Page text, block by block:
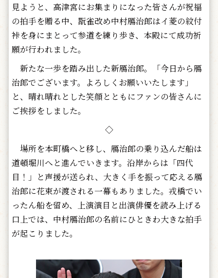
見ようと、高津宮にお集まりになった皆さんが祝福
の拍手を贈る中、翫雀改め中村鴈治郎はイ菱の紋付
裃を身にまとって参道を練り歩き、本殿にて成功祈
願が行われました。
新たな一歩を踏み出した新鴈治郎。「今日から鴈
治郎でございます。よろしくお願いいたします」
と、晴れ晴れとした笑顔とともにファンの皆さんに
ご挨拶をしました。
◇
場所を本町橋へと移し、鴈治郎の乗り込んだ船は
道頓堀川へと進んでいきます。沿岸からは「四代
目！」と声援が送られ、大きく手を振って応える鴈
治郎に花束が渡される一幕もありました。戎橋でい
ったん船を留め、上演演目と出演俳優を読み上げる
口上では、中村鴈治郎の名前にひときわ大きな拍手
が起こりました。